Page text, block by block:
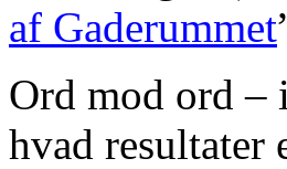
af Gaderummet
Ord mod ord –
hvad resultater